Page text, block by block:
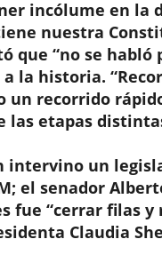
incólume en la
nuestra
que “no se
la historia.
un recorrido
las etapas
un
el senador
fue “cerrar filas
Claudia